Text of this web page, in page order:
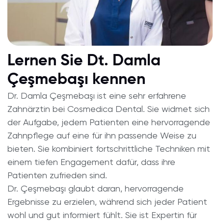
Lernen Sie Dt. Damla
Çeşmebaşı kennen
Dr. Damla Çeşmebaşı ist eine sehr erfahrene
Zahnärztin bei Cosmedica Dental. Sie widmet sich
der Aufgabe, jedem Patienten eine hervorragende
Zahnpflege auf eine für ihn passende Weise zu
bieten. Sie kombiniert fortschrittliche Techniken mit
einem tiefen Engagement dafür, dass ihre
Patienten zufrieden sind.
Dr. Çeşmebaşı glaubt daran, hervorragende
Ergebnisse zu erzielen, während sich jeder Patient
wohl und gut informiert fühlt. Sie ist Expertin für